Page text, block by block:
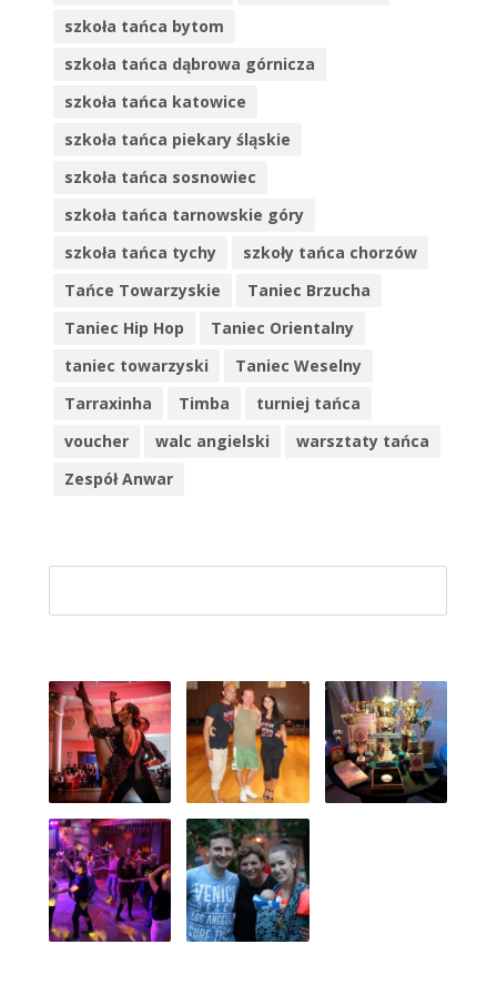
szkoła tańca bytom
szkoła tańca dąbrowa górnicza
szkoła tańca katowice
szkoła tańca piekary śląskie
szkoła tańca sosnowiec
szkoła tańca tarnowskie góry
szkoła tańca tychy
szkoły tańca chorzów
Tańce Towarzyskie
Taniec Brzucha
Taniec Hip Hop
Taniec Orientalny
taniec towarzyski
Taniec Weselny
Tarraxinha
Timba
turniej tańca
voucher
walc angielski
warsztaty tańca
Zespół Anwar